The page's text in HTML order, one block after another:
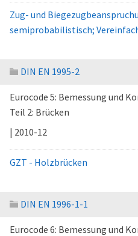
Zug- und
semiprobabilistisch;
DIN EN 1995-2
Eurocode 5: Bemessung und
Teil 2: Brücken
| 2010-12
GZT - Holzbrücken
DIN EN 1996-1-1
Eurocode 6: Bemessung und